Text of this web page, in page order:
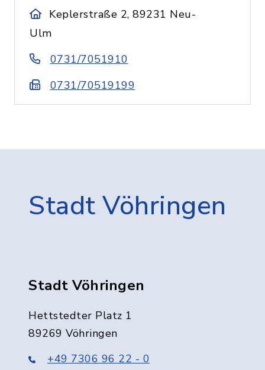
Keplerstraße 2, 89231 Neu-
Ulm
0731/7051910
0731/70519199
Stadt Vöhringen
Stadt Vöhringen
Hettstedter Platz 1
89269 Vöhringen
+49 7306 96 22 - 0